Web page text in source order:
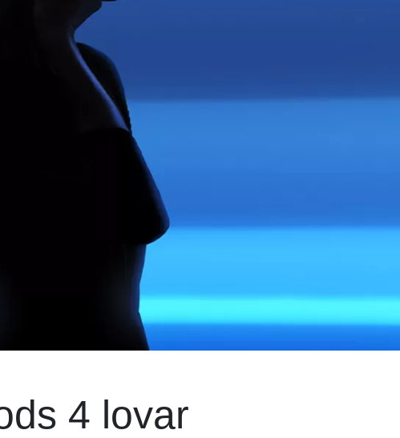
4 lovar